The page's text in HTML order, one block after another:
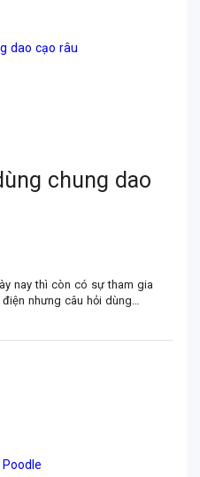
chung dao
nay thì còn có sự tham gia
nhưng câu hỏi dùng